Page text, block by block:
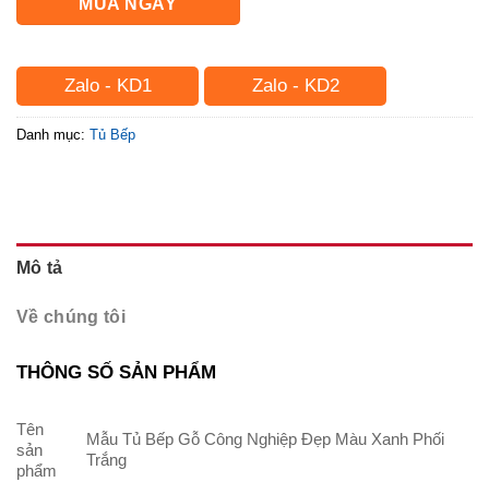
Zalo - KD1 Zalo - KD2
Danh mục: Tủ Bếp
Mô tả
Về chúng tôi
THÔNG SỐ SẢN PHẨM
Tên
sản
phẩm
Mẫu Tủ Bếp Gỗ Công Nghiệp Đẹp Màu Xanh Phối
Trắng